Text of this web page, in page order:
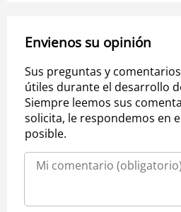
Envienos su opinión
Sus preguntas y
útiles durante el desarrollo
Siempre leemos sus
solicita, le respondemos en
posible.